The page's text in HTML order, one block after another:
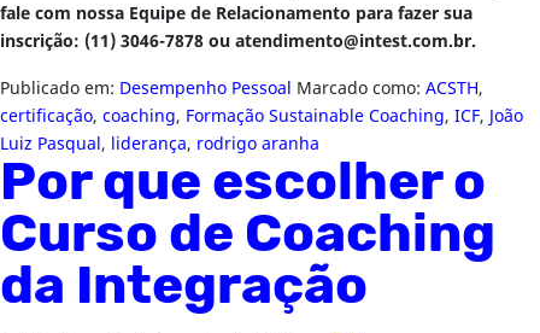
fale com nossa Equipe de Relacionamento para fazer sua
inscrição: (11) 3046-7878 ouatendimento@intest.com.br.
Publicado em: Desempenho Pessoal Marcado como: ACSTH,
certificação, coaching, Formação Sustainable Coaching, ICF, João
Luiz Pasqual, liderança, rodrigo aranha
Por que escolher o
Curso de Coaching
da Integração